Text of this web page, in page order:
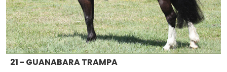
21 - GUANABARA TRAMPA